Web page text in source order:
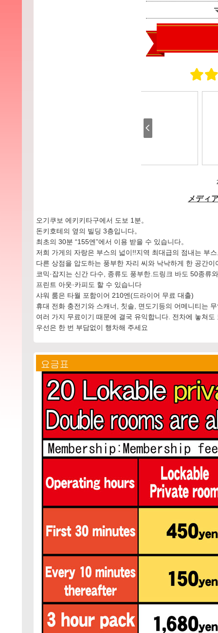
오기쿠보 에키키타구에서 도보 1분。
돈키호테의 옆의 빌딩 3층입니다。
최초의 30분 “155엔”에서 이용 받을 수 있습니다。
저희 가게의 자랑은 부스의 넓이!!지역 최대급의 점내는 부
다른 상점을 압도하는 풍부한 자리 씨와 낙낙하게 한 공간
코믹·잡지는 신간 다수, 종류도 풍부한.드링크 바도 50종류
프린트 아웃·카피도 할 수 있습니다
샤워 룸은 타월 포함이어 210엔(드라이어 무료 대출)
휴대 전화 충전기와 스캐너, 칫솔, 면도기등의 어메니티는
여러 가지 무료이기 때문에 결국 유익합니다. 전차에 놓쳐
우선은 한 번 부담없이 행차해 주세요